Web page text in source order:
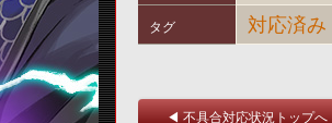
タグ 対応済み
◀ 不具合対応状況トップへ